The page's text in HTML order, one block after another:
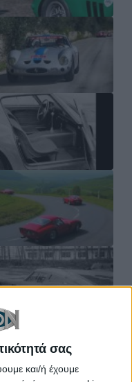
σας
και/ή έχουμε